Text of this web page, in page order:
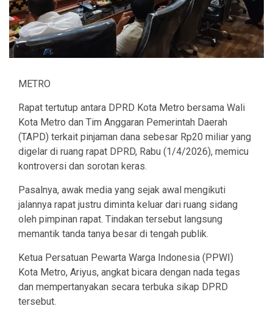
METRO
Rapat tertutup antara DPRD Kota Metro bersama Wali
Kota Metro dan Tim Anggaran Pemerintah Daerah
(TAPD) terkait pinjaman dana sebesar Rp20 miliar yang
digelar di ruang rapat DPRD, Rabu (1/4/2026), memicu
kontroversi dan sorotan keras.
Pasalnya, awak media yang sejak awal mengikuti
jalannya rapat justru diminta keluar dari ruang sidang
oleh pimpinan rapat. Tindakan tersebut langsung
memantik tanda tanya besar di tengah publik.
Ketua Persatuan Pewarta Warga Indonesia (PPWI)
Kota Metro, Ariyus, angkat bicara dengan nada tegas
dan mempertanyakan secara terbuka sikap DPRD
tersebut.